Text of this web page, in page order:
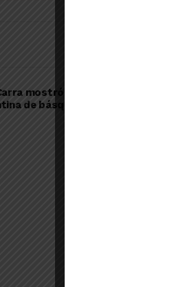
mostró sus virtudes en
de básquet 3x3